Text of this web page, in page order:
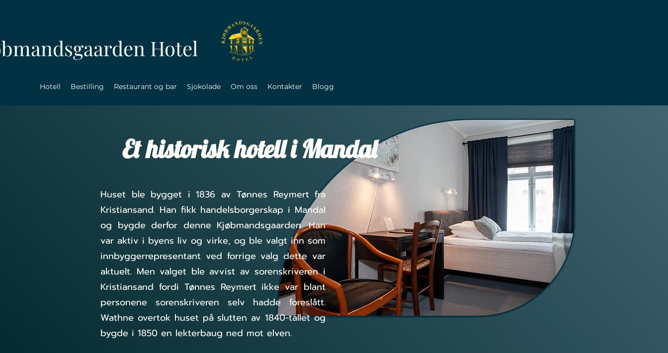
Hotel
Hotell Bestilling Restaurant og bar Sjokolade Om oss Kontakter Blogg
Et historisk hotell i Mandal
Huset ble bygget i 1836 av Tønnes Reymert fra
Kristiansand. Han fikk handelsborgerskap i Mandal
og bygde derfor denne Kjøbmandsgaarden. Han
var aktiv i byens liv og virke, og ble valgt inn som
innbyggerrepresentant ved forrige valg dette var
aktuelt. Men valget ble avvist av sorenskriveren i
Kristiansand fordi Tønnes Reymert ikke var blant
personene sorenskriveren selv hadde foreslått.
Wathne overtok huset på slutten av 1840-tallet og
bygde i 1850 en lekterbaug ned mot elven.